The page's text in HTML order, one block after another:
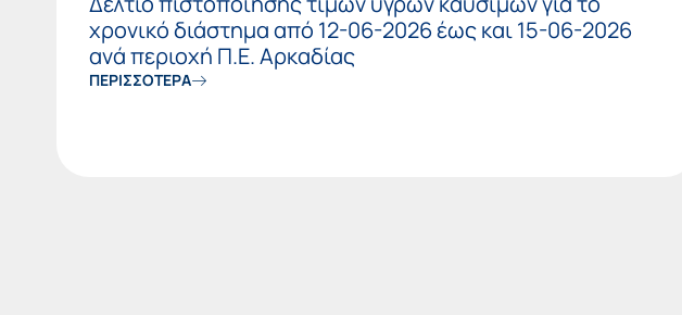
χρονικό διάστημα από 12-06-2026 έως και 15-06-2026
ανά περιοχή Π.Ε. Αρκαδίας
ΠΕΡΙΣΣΟΤΕΡΑ